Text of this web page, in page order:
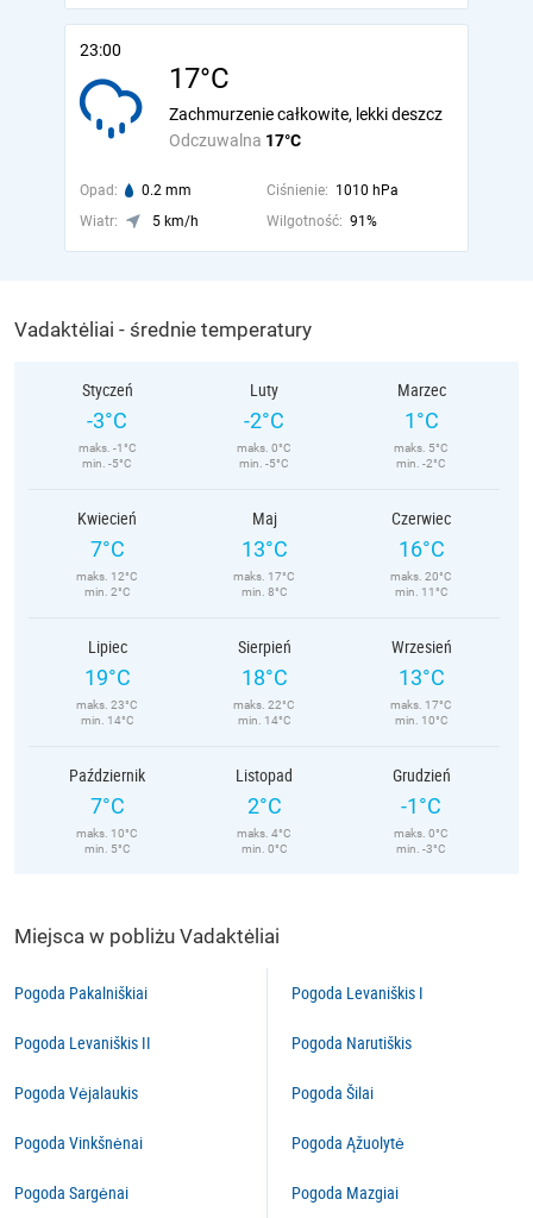
23:00
17°C
Odczuwalna 17°C
Zachmurzenie całkowite, lekki deszcz
Opad: 0.2 mm Ciśnienie: 1010 hPa
Wiatr:
5 km/h Wilgotność: 91%
Vadaktėliai - średnie temperatury
Styczeń
-3°C
maks. -1°C
min. -5°C
Luty
-2°C
maks. 0°C
min. -5°C
Marzec
1°C
maks. 5°C
min. -2°C
Kwiecień
7°C
maks. 12°C
min. 2°C
Maj
13°C
maks. 17°C
min. 8°C
Czerwiec
16°C
maks. 20°C
min. 11°C
Lipiec
19°C
maks. 23°C
min. 14°C
Sierpień
18°C
maks. 22°C
min. 14°C
Wrzesień
13°C
maks. 17°C
min. 10°C
Październik
7°C
maks. 10°C
min. 5°C
Listopad
2°C
maks. 4°C
min. 0°C
Grudzień
-1°C
maks. 0°C
min. -3°C
Miejsca w pobliżu Vadaktėliai
Pogoda Pakalniškiai
Pogoda Levaniškis II
Pogoda Vėjalaukis
Pogoda Vinkšnėnai
Pogoda Sargėnai
Pogoda Levaniškis I
Pogoda Narutiškis
Pogoda Šilai
Pogoda Ąžuolytė
Pogoda Mazgiai